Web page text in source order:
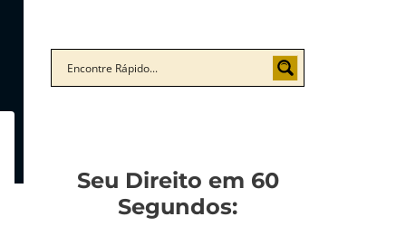
Seu Direito em 60
Segundos: